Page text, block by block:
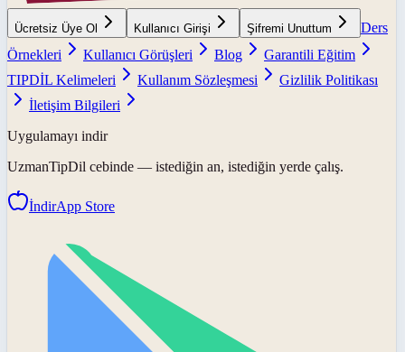
Ücretsiz Üye Ol Kullanıcı Girişi Şifremi Unuttum
Ders
Örnekleri
Kullanıcı Görüşleri Blog
Garantili Eğitim
TIPDİL Kelimeleri
Kullanım Sözleşmesi
Gizlilik Politikası
İletişim Bilgileri
Uygulamayı indir
UzmanTipDil cebinde — istediğin an, istediğin yerde çalış.
İndirApp Store